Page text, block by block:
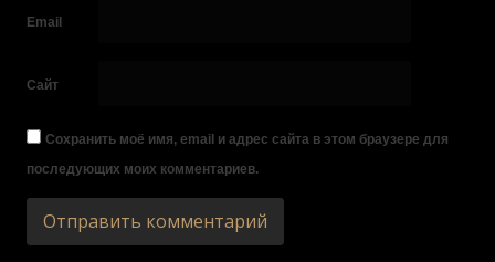
Email
Сайт
Сохранить моё имя, email и адрес сайта в этом браузере для
последующих моих комментариев.